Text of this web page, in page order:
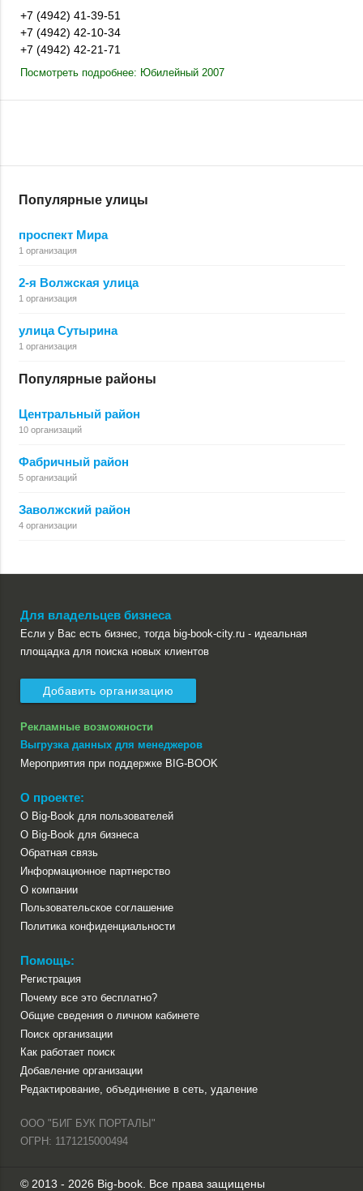
+7 (4942) 41-39-51
+7 (4942) 42-10-34
+7 (4942) 42-21-71
Посмотреть подробнее: Юбилейный 2007
Популярные улицы
проспект Мира
1 организация
2-я Волжская улица
1 организация
улица Сутырина
1 организация
Популярные районы
Центральный район
10 организаций
Фабричный район
5 организаций
Заволжский район
4 организации
Для владельцев бизнеса
Если у Вас есть бизнес, тогда big-book-city.ru - идеальная
площадка для поиска новых клиентов
Добавить организацию
Рекламные возможности
Выгрузка данных для менеджеров
Мероприятия при поддержке BIG-BOOK
О проекте:
О Big-Book для пользователей
О Big-Book для бизнеса
Обратная связь
Информационное партнерство
О компании
Пользовательское соглашение
Политика конфиденциальности
Помощь:
Регистрация
Почему все это бесплатно?
Общие сведения о личном кабинете
Поиск организации
Как работает поиск
Добавление организации
Редактирование, объединение в сеть, удаление
ООО "БИГ БУК ПОРТАЛЫ"
ОГРН: 1171215000494
© 2013 - 2026 Big-book. Все права защищены